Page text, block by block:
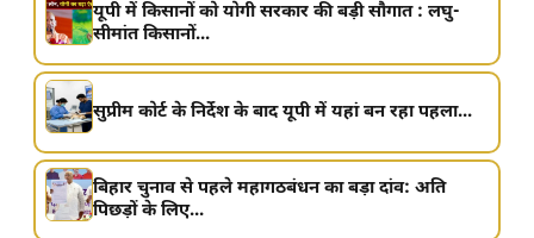
यूपी में किसानों को योगी सरकार की बड़ी सौगात : लघु-
सीमांत किसानों...
सुप्रीम कोर्ट के निर्देश के बाद यूपी में यहां बन रहा पहला...
बिहार चुनाव से पहले महागठबंधन का बड़ा दांव: अति
पिछड़ों के लिए...